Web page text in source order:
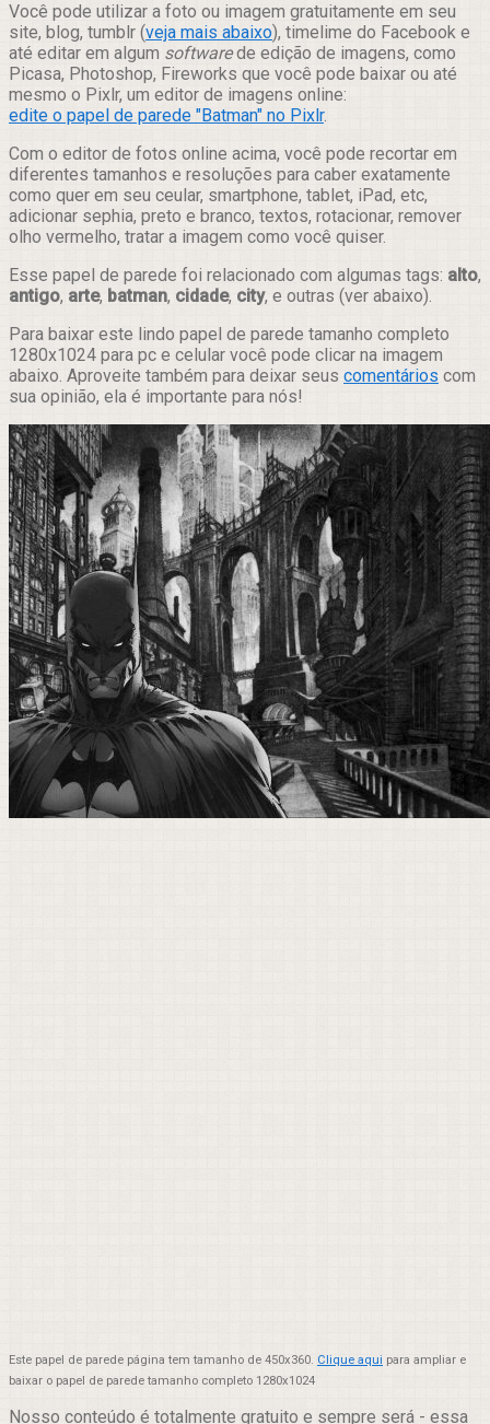
Você pode utilizar a foto ou imagem gratuitamente em seu
site, blog, tumblr (veja mais abaixo), timelime do Facebook e
até editar em algum softwarede edição de imagens, como
Picasa, Photoshop, Fireworks que você pode baixar ou até
mesmo o Pixlr, um editor de imagens online:
edite o papel de parede "Batman" no Pixlr.
Com o editor de fotos online acima, você pode recortar em
diferentes tamanhos e resoluções para caber exatamente
como quer em seu ceular, smartphone, tablet, iPad, etc,
adicionar sephia, preto e branco, textos, rotacionar, remover
olho vermelho, tratar a imagem como você quiser.
Esse papel de parede foi relacionado com algumas tags: alto,
antigo, arte, batman, cidade, city, e outras (ver abaixo).
Para baixar este lindo papel de parede tamanho completo
1280x1024 para pc e celular você pode clicar na imagem
abaixo. Aproveite também para deixar seus comentários com
sua opinião, ela é importante para nós!
Este papel de parede página tem tamanho de 450x360. Clique aqui para ampliar e
baixar o papel de parede tamanho completo 1280x1024
Nosso conteúdo é totalmente gratuito e sempre será - essa